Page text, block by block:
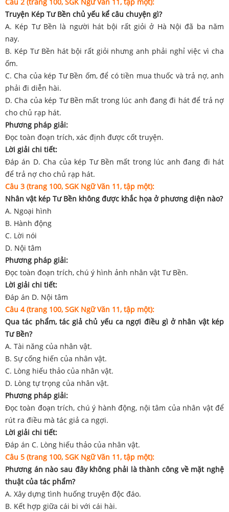
Truyện Kép Tư Bền chủ yếu kể câu chuyện gì?
A. Kép Tư Bền là người hát bội rất giỏi ở Hà Nội đã ba năm
nay.
B. Kép Tư Bền hát bội rất giỏi nhưng anh phải nghỉ việc vì cha
ốm.
C. Cha của kép Tư Bền ốm, để có tiền mua thuốc và trả nợ, anh
phải đi diễn hài.
D. Cha của kép Tư Bền mất trong lúc anh đang đi hát để trả nợ
cho chủ rạp hát.
Phương pháp giải:
Đọc toàn đoạn trích, xác định được cốt truyện.
Lời giải chi tiết:
Đáp án D. Cha của kép Tư Bền mất trong lúc anh đang đi hát
để trả nợ cho chủ rạp hát.
Câu 3 (trang 100, SGK Ngữ Văn 11, tập một):
Nhân vật kép Tư Bền không được khắc họa ở phương diện nào?
A. Ngoại hình
B. Hành động
C. Lời nói
D. Nội tâm
Phương pháp giải:
Đọc toàn đoạn trích, chú ý hình ảnh nhân vật Tư Bền.
Lời giải chi tiết:
Đáp án D. Nội tâm
Câu 4 (trang 100, SGK Ngữ Văn 11, tập một):
Qua tác phẩm, tác giả chủ yếu ca ngợi điều gì ở nhân vật kép
Tư Bền?
A. Tài năng của nhân vật.
B. Sự cống hiến của nhân vật.
C. Lòng hiếu thảo của nhân vật.
D. Lòng tự trọng của nhân vật.
Phương pháp giải:
Đọc toàn đoạn trích, chú ý hành động, nội tâm của nhân vật để
rút ra điều mà tác giả ca ngợi.
Lời giải chi tiết:
Đáp án C. Lòng hiếu thảo của nhân vật.
Câu 5 (trang 100, SGK Ngữ Văn 11, tập một):
Phương án nào sau đây không phải là thành công về mặt nghệ
thuật của tác phẩm?
A. Xây dựng tình huống truyện độc đáo.
B. Kết hợp giữa cái bi với cái hài.